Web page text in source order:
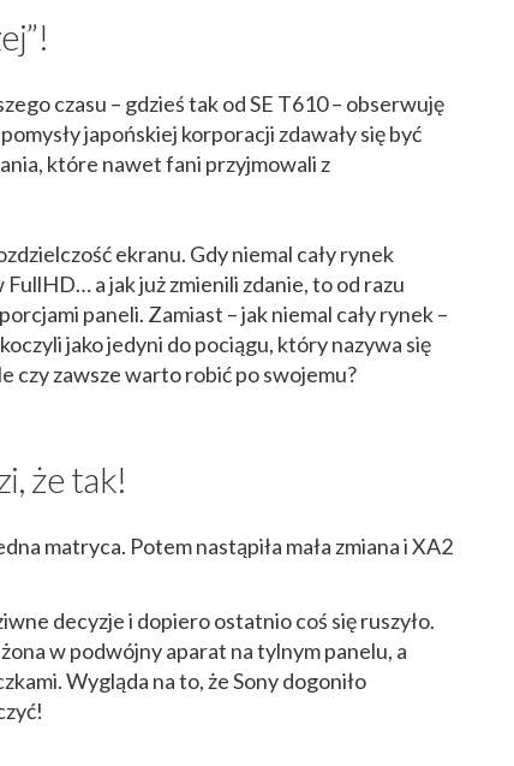
czasu – gdzieś tak od SE T610 – obserwuję
japońskiej korporacji zdawały się być
które nawet fani przyjmowali z
ekranu. Gdy niemal cały rynek
a jak już zmienili zdanie, to od razu
paneli. Zamiast – jak niemal cały rynek –
jako jedyni do pociągu, który nazywa się
czy zawsze warto robić po swojemu?
że tak!
matryca. Potem nastąpiła mała zmiana i XA2
decyzje i dopiero ostatnio coś się ruszyło.
w podwójny aparat na tylnym panelu, a
Wygląda na to, że Sony dogoniło